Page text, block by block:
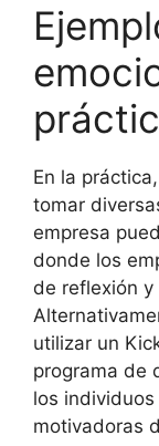
En la
tomar
empresa
donde los
de reflexión y
utilizar un
programa de
los
motivadoras